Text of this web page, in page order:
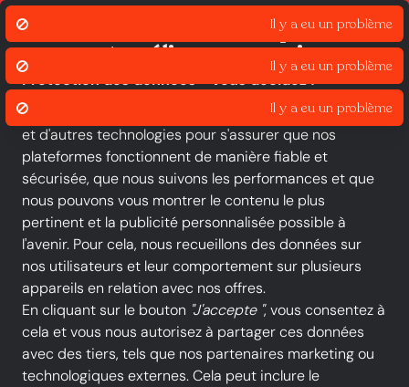
Nous utilisons des cookies pour
assurer et améliorer nos services.
Protection des données - vous décidez !
Le groupe iOU et nos partenaires utilisent des cookies
et d'autres technologies pour s'assurer que nos
plateformes fonctionnent de manière fiable et
sécurisée, que nous suivons les performances et que
nous pouvons vous montrer le contenu le plus
pertinent et la publicité personnalisée possible à
l'avenir. Pour cela, nous recueillons des données sur
nos utilisateurs et leur comportement sur plusieurs
appareils en relation avec nos offres.
En cliquant sur le bouton "J'accepte ", vous consentez à
cela et vous nous autorisez à partager ces données
avec des tiers, tels que nos partenaires marketing ou
technologiques externes. Cela peut inclure le
Toutes les catégories Nouveautés Promotions
-20 %